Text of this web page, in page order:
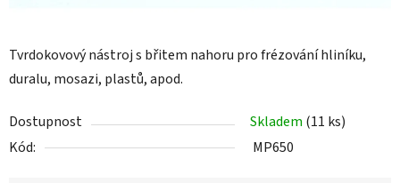
Tvrdokovový nástroj s břitem nahoru pro frézování hliníku,
duralu, mosazi, plastů, apod.
Dostupnost Skladem (11 ks)
Kód:
MP650